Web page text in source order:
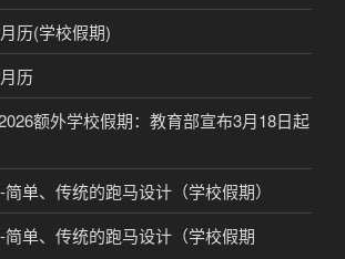
历(学校假期)
历
额外学校假期：教育部宣布3月18日起
单、传统的跑马设计（学校假期）
简单、传统的跑马设计（学校假期